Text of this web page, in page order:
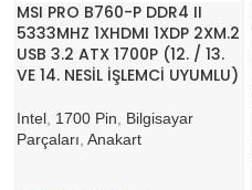
MSI PRO B760-P DDR4 II
5333MHZ 1XHDMI 1XDP 2XM.2
USB 3.2 ATX 1700P (12. / 13.
VE 14. NESİL İŞLEMCİ UYUMLU)
Intel 1700 Pin
Bilgisayar
Parçaları Anakart